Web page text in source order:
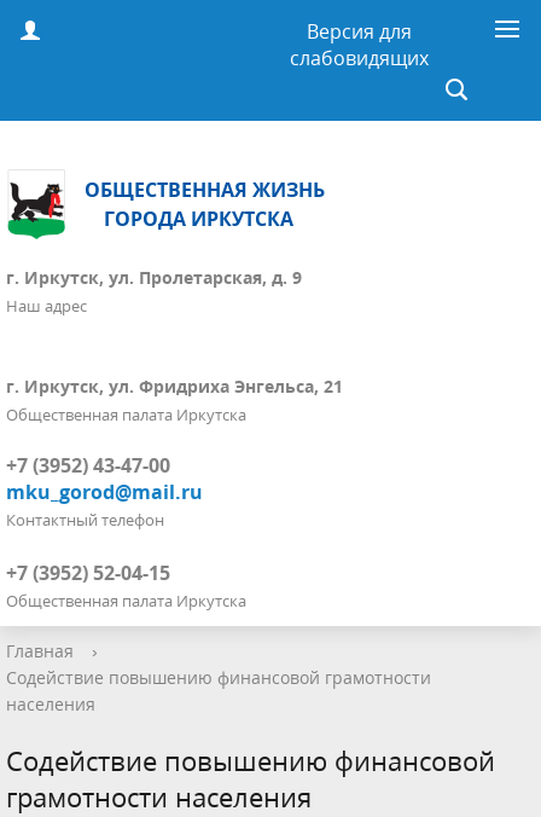
Версия для
слабовидящих
ОБЩЕСТВЕННАЯ ЖИЗНЬ
ГОРОДА ИРКУТСКА
г. Иркутск, ул. Пролетарская, д. 9
Наш адрес
г. Иркутск, ул. Фридриха Энгельса, 21
Общественная палата Иркутска
+7 (3952) 43-47-00
mku_gorod@mail.ru
Контактный телефон
+7 (3952) 52-04-15
Общественная палата Иркутска
Главная
›
Содействие повышению финансовой грамотности
населения
Содействие повышению финансовой
грамотности населения